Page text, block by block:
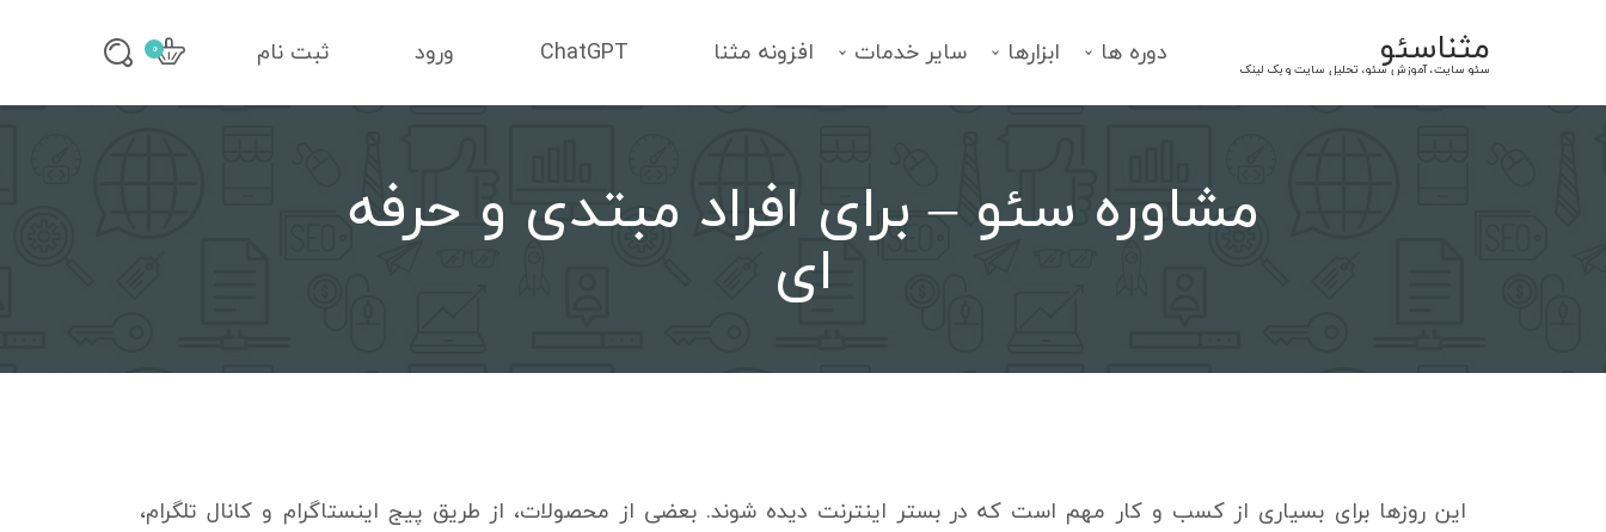
مثناسئو
سئو سایت، آموزش سئو، تحلیل سایت و بک لینک دوره ها ابزارها سایر خدمات
فهرست خدمات
انتخاب یک سرویس
افزونه مثنا ChatGPT ورود ثبت نام 0
مشاوره سئو – برای افراد مبتدی و حرفه
ای
این روزها برای بسیاری از کسب و کار مهم است که در بستر اینترنت دیده شوند. بعضی از محصولات، از طریق پیج اینستاگرام و کانال تلگرام،